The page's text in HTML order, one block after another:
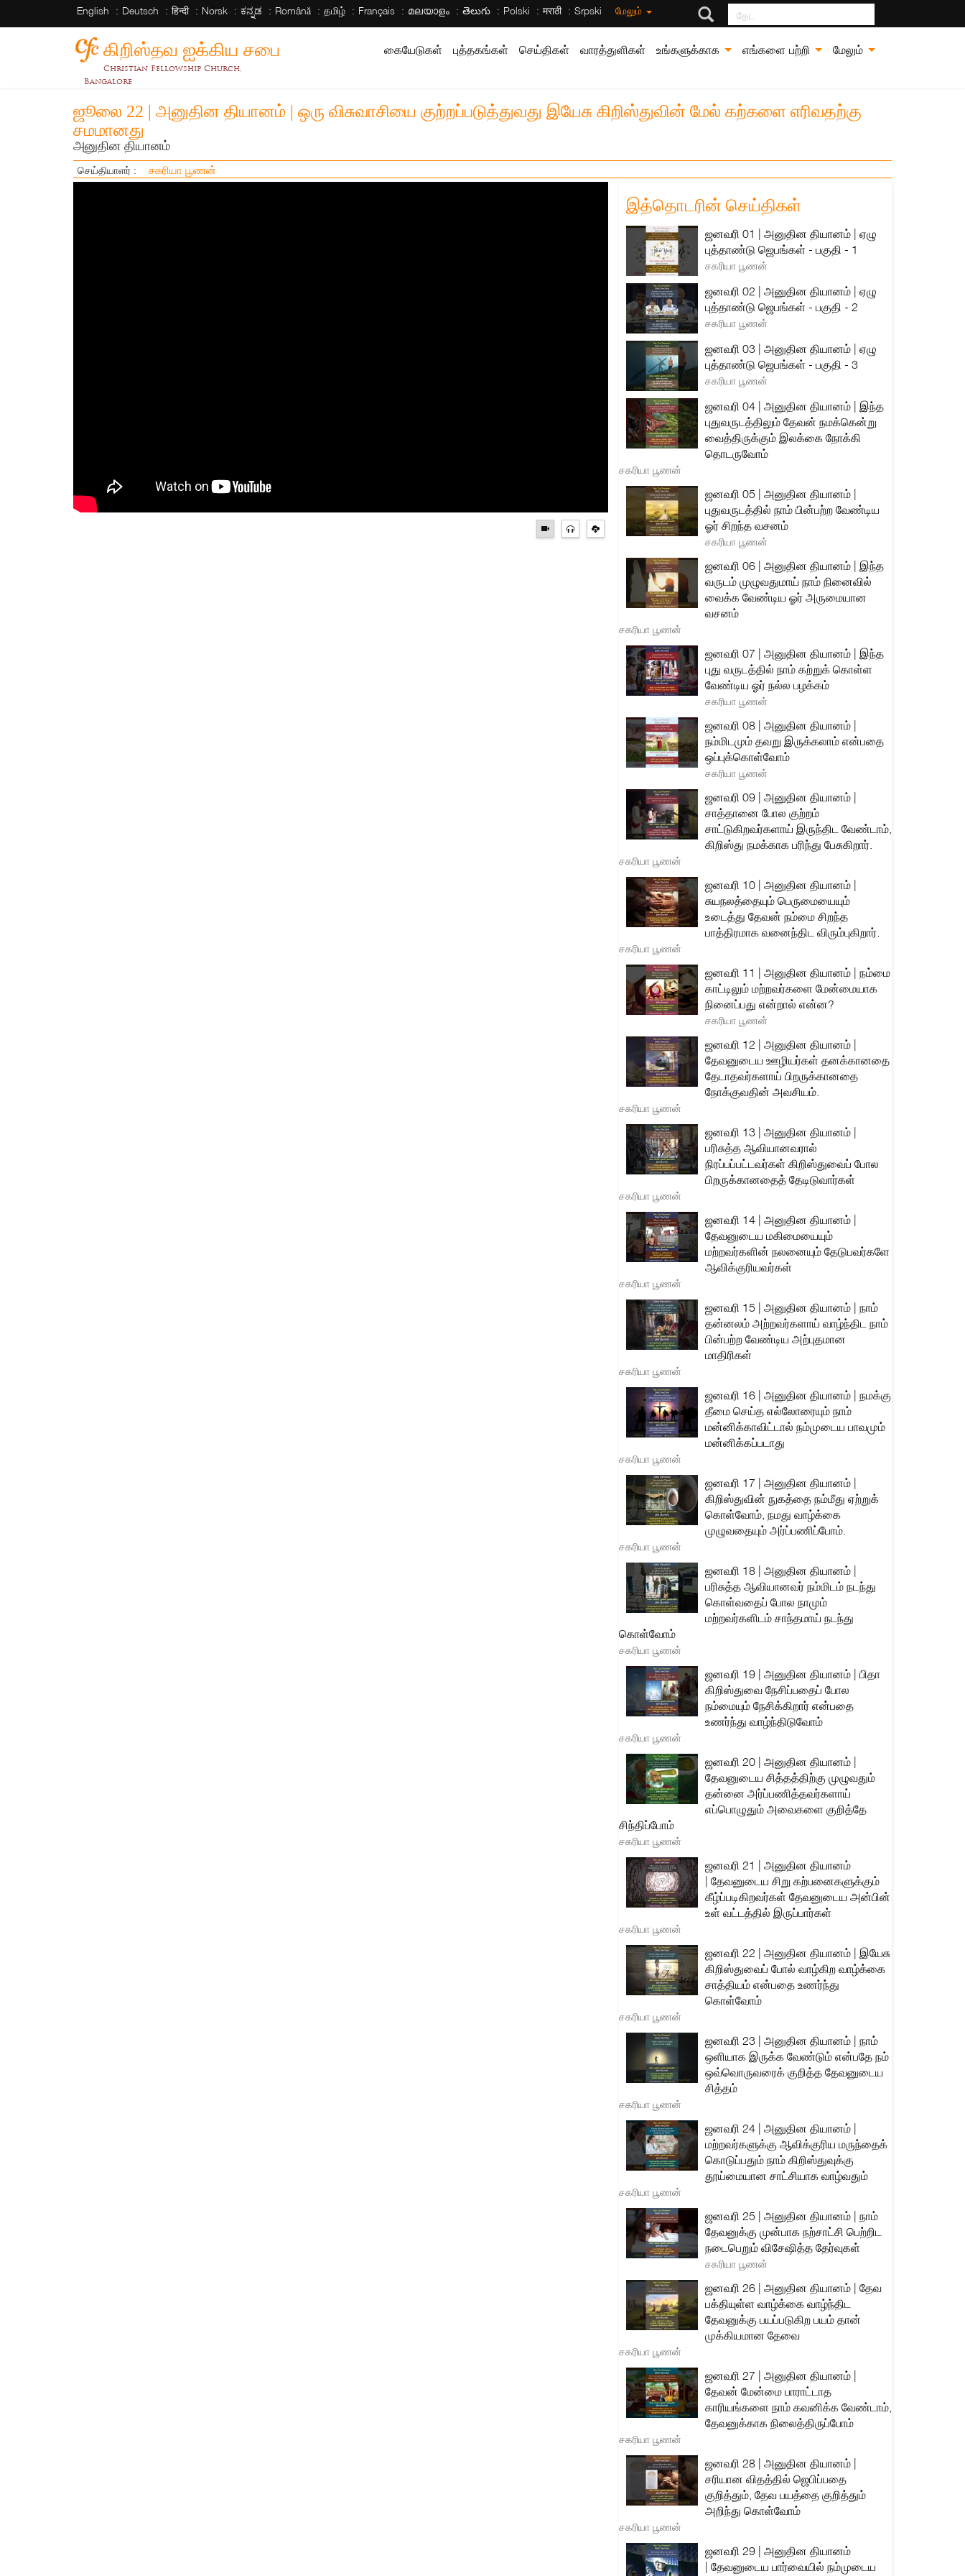
English Deutsch हिन्दी Norsk ಕನ್ನಡ Română தமிழ் Français മലയാളം తెలుగు Polski मराठी Srpski மேலும் தேட
கிறிஸ்தவ ஐக்கிய சபை
Christian Fellowship Church,
Bangalore
கையேடுகள் புத்தகங்கள் செய்திகள் வாரத்துளிகள் உங்களுக்காக எங்களை பற்றி மேலும்
ஜூலை 22 | அனுதின தியானம் | ஒரு விசுவாசியை குற்றப்படுத்துவது இயேசு கிறிஸ்துவின் மேல் கற்களை எரிவதற்கு
சமமானது
அனுதின தியானம்
செய்தியாளர் : சகரியா பூணன்
இத்தொடரின் செய்திகள்
ஜனவரி 01 | அனுதின தியானம் | ஏழு
புத்தாண்டு ஜெபங்கள் - பகுதி - 1
சகரியா பூணன்
ஜனவரி 02 | அனுதின தியானம் | ஏழு
புத்தாண்டு ஜெபங்கள் - பகுதி - 2
சகரியா பூணன்
ஜனவரி 03 | அனுதின தியானம் | ஏழு
புத்தாண்டு ஜெபங்கள் - பகுதி - 3
சகரியா பூணன்
ஜனவரி 04 | அனுதின தியானம் | இந்த
புதுவருடத்திலும் தேவன் நமக்கென்று
வைத்திருக்கும் இலக்கை நோக்கி
தொடருவோம்
சகரியா பூணன்
ஜனவரி 05 | அனுதின தியானம் |
புதுவருடத்தில் நாம் பின்பற்ற வேண்டிய
ஓர் சிறந்த வசனம்
சகரியா பூணன்
ஜனவரி 06 | அனுதின தியானம் | இந்த
வருடம் முழுவதுமாய் நாம் நினைவில்
வைக்க வேண்டிய ஓர் அருமையான
வசனம்
சகரியா பூணன்
ஜனவரி 07 | அனுதின தியானம் | இந்த
புது வருடத்தில் நாம் கற்றுக் கொள்ள
வேண்டிய ஓர் நல்ல பழக்கம்
சகரியா பூணன்
ஜனவரி 08 | அனுதின தியானம் |
நம்மிடமும் தவறு இருக்கலாம் என்பதை
ஒப்புக்கொள்வோம்
சகரியா பூணன்
ஜனவரி 09 | அனுதின தியானம் |
சாத்தானை போல குற்றம்
சாட்டுகிறவர்களாய் இருந்திட வேண்டாம்,
கிறிஸ்து நமக்காக பரிந்து பேசுகிறார்.
சகரியா பூணன்
ஜனவரி 10 | அனுதின தியானம் |
சுயநலத்தையும் பெருமையையும்
உடைத்து தேவன் நம்மை சிறந்த
பாத்திரமாக வனைந்திட விரும்புகிறார்.
சகரியா பூணன்
ஜனவரி 11 | அனுதின தியானம் | நம்மை
காட்டிலும் மற்றவர்களை மேன்மையாக
நினைப்பது என்றால் என்ன?
சகரியா பூணன்
ஜனவரி 12 | அனுதின தியானம் |
தேவனுடைய ஊழியர்கள் தனக்கானதை
தேடாதவர்களாய் பிறருக்கானதை
நோக்குவதின் அவசியம்.
சகரியா பூணன்
ஜனவரி 13 | அனுதின தியானம் |
பரிசுத்த ஆவியானவரால்
நிரப்பப்பட்டவர்கள் கிறிஸ்துவைப் போல
பிறருக்கானதைத் தேடிடுவார்கள்
சகரியா பூணன்
ஜனவரி 14 | அனுதின தியானம் |
தேவனுடைய மகிமையையும்
மற்றவர்களின் நலனையும் தேடுபவர்களே
ஆவிக்குரியவர்கள்
சகரியா பூணன்
ஜனவரி 15 | அனுதின தியானம் | நாம்
தன்னலம் அற்றவர்களாய் வாழ்ந்திட நாம்
பின்பற்ற வேண்டிய அற்புதமான
மாதிரிகள்
சகரியா பூணன்
ஜனவரி 16 | அனுதின தியானம் | நமக்கு
தீமை செய்த எல்லோரையும் நாம்
மன்னிக்காவிட்டால் நம்முடைய பாவமும்
மன்னிக்கப்படாது
சகரியா பூணன்
ஜனவரி 17 | அனுதின தியானம் |
கிறிஸ்துவின் நுகத்தை நம்மீது ஏற்றுக்
கொள்வோம், நமது வாழ்க்கை
முழுவதையும் அர்ப்பணிப்போம்.
சகரியா பூணன்
ஜனவரி 18 | அனுதின தியானம் |
பரிசுத்த ஆவியானவர் நம்மிடம் நடந்து
கொள்வதைப் போல நாமும்
மற்றவர்களிடம் சாந்தமாய் நடந்து
கொள்வோம்
சகரியா பூணன்
ஜனவரி 19 | அனுதின தியானம் | பிதா
கிறிஸ்துவை நேசிப்பதைப் போல
நம்மையும் நேசிக்கிறார் என்பதை
உணர்ந்து வாழ்ந்திடுவோம்
சகரியா பூணன்
ஜனவரி 20 | அனுதின தியானம் |
தேவனுடைய சித்தத்திற்கு முழுவதும்
தன்னை அர்ப்பணித்தவர்களாய்
எப்பொழுதும் அவைகளை குறித்தே
சிந்திப்போம்
சகரியா பூணன்
ஜனவரி 21 | அனுதின தியானம்
| தேவனுடைய சிறு கற்பனைகளுக்கும்
கீழ்ப்படிகிறவர்கள் தேவனுடைய அன்பின்
உள் வட்டத்தில் இருப்பார்கள்
சகரியா பூணன்
ஜனவரி 22 | அனுதின தியானம் | இயேசு
கிறிஸ்துவைப் போல் வாழ்கிற வாழ்க்கை
சாத்தியம் என்பதை உணர்ந்து
கொள்வோம்
சகரியா பூணன்
ஜனவரி 23 | அனுதின தியானம் | நாம்
ஒளியாக இருக்க வேண்டும் என்பதே நம்
ஒவ்வொருவரைக் குறித்த தேவனுடைய
சித்தம்
சகரியா பூணன்
ஜனவரி 24 | அனுதின தியானம் |
மற்றவர்களுக்கு ஆவிக்குரிய மருந்தைக்
கொடுப்பதும் நாம் கிறிஸ்துவுக்கு
தூய்மையான சாட்சியாக வாழ்வதும்
சகரியா பூணன்
ஜனவரி 25 | அனுதின தியானம் | நாம்
தேவனுக்கு முன்பாக நற்சாட்சி பெற்றிட
நடைபெறும் விசேஷித்த தேர்வுகள்
சகரியா பூணன்
ஜனவரி 26 | அனுதின தியானம் | தேவ
பக்தியுள்ள வாழ்க்கை வாழ்ந்திட
தேவனுக்கு பயப்படுகிற பயம் தான்
முக்கியமான தேவை
சகரியா பூணன்
ஜனவரி 27 | அனுதின தியானம் |
தேவன் மேன்மை பாராட்டாத
காரியங்களை நாம் கவனிக்க வேண்டாம்,
தேவனுக்காக நிலைத்திருப்போம்
சகரியா பூணன்
ஜனவரி 28 | அனுதின தியானம் |
சரியான விதத்தில் ஜெபிப்பதை
குறித்தும், தேவ பயத்தை குறித்தும்
அறிந்து கொள்வோம்
சகரியா பூணன்
ஜனவரி 29 | அனுதின தியானம்
| தேவனுடைய பார்வையில் நம்முடைய